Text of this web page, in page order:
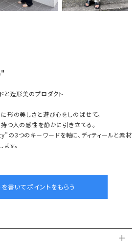
と造形美のプロダクト
形の美しさと遊び心をしのばせて。
つ人の感性を静かに引き立てる。
3つのキーワードを軸に、ディティールと素材
す。